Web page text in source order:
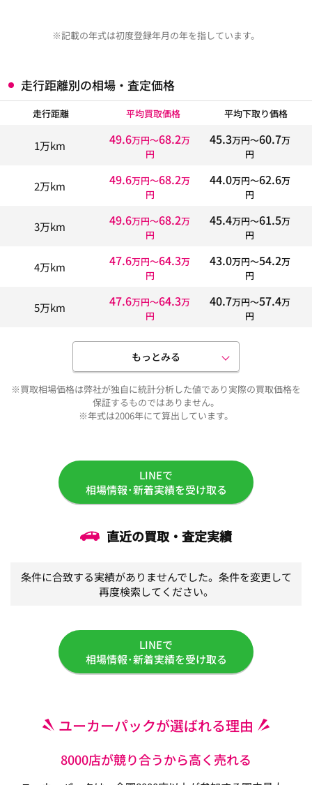
※記載の年式は初度登録年月の年を指しています。
走行距離別の相場・査定価格
走行距離 平均買取価格 平均下取り価格
1万km 49.6万円〜68.2万
円
45.3万円〜60.7万
円
2万km 49.6万円〜68.2万
円
44.0万円〜62.6万
円
3万km 49.6万円〜68.2万
円
45.4万円〜61.5万
円
4万km 47.6万円〜64.3万
円
43.0万円〜54.2万
円
5万km 47.6万円〜64.3万
円
40.7万円〜57.4万
円
もっとみる
※買取相場価格は弊社が独自に統計分析した値であり実際の買取価格を
保証するものではありません。
※年式は2006年にて算出しています。
LINEで
相場情報･新着実績を受け取る
直近の買取・査定実績
条件に合致する実績がありませんでした。条件を変更して
再度検索してください。
LINEで
相場情報･新着実績を受け取る
ユーカーパックが選ばれる理由
8000店が競り合うから高く売れる